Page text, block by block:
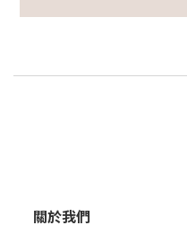
關於我們